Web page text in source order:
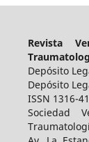
Revista
Depósito
Depósito
ISSN 1316-
Sociedad